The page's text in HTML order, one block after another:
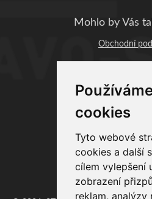
cookies
Tyto webové
cookies a další
cílem vylepšení
zobrazení
reklam,
Mohlo by Vás
Obchodní
Profi-BAU
537 01
DIČ:
Zaječice 351,